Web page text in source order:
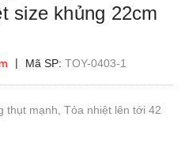
size khủng 22cm
| Mã SP: TOY-0403-1
thụt mạnh, Tỏa nhiệt lên tới 42